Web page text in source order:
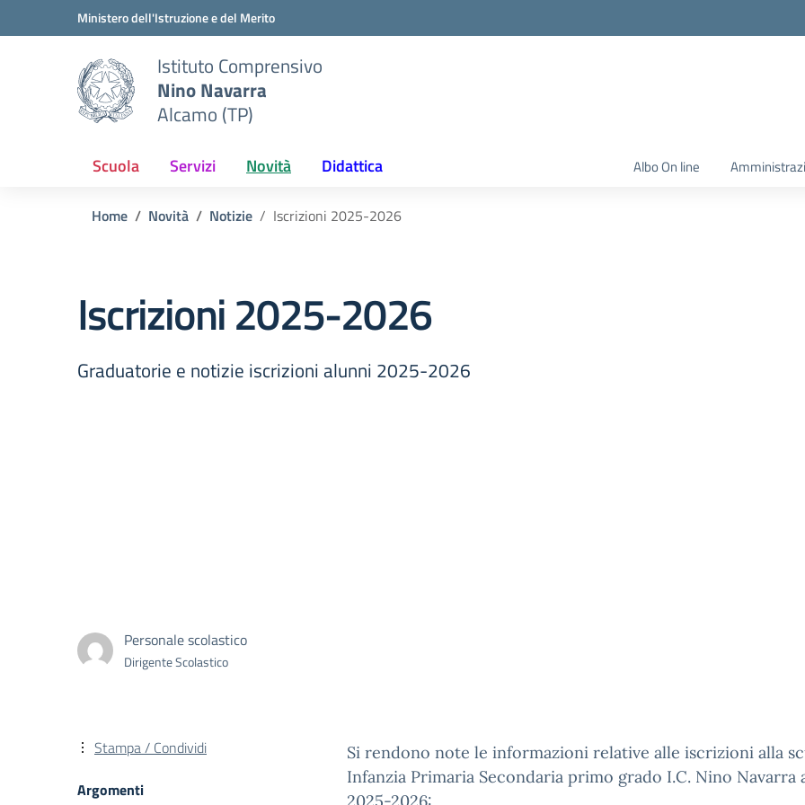
Vai ai contenuti
Vai al menu di navigazioneMinistero dell'Istruzione e del Merito
Istituto Comprensivo
Nino Navarra
Alcamo (TP)
Scuola Servizi Novità Didattica Albo On line
Home Novità Notizie Iscrizioni 2025-2026
Iscrizioni 2025-2026
Graduatorie e notizie iscrizioni alunni 2025-2026
Personale scolastico
Dirigente Scolastico
Si rendono note le informazioni relative alle iscrizioni alla
Infanzia Primaria Secondaria primo grado I.C. Nino Navarra
Stampa / Condividi
Argomenti